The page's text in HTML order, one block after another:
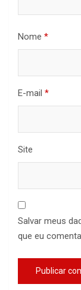
Nome *
E-mail *
Site
Salvar meus
que eu